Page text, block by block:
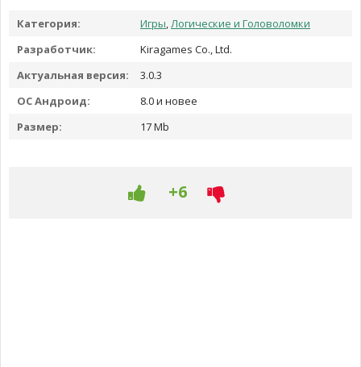
Категория: Игры,Логические и Головоломки
Разработчик:
Kiragames Co., Ltd.
Актуальная версия:
3.0.3
ОС Андроид:
8.0 и новее
Размер:
17 Mb
+6